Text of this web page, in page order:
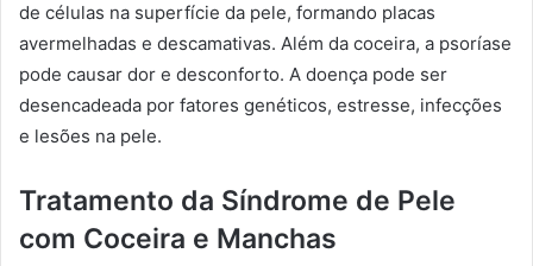
de células na superfície da pele, formando placas
avermelhadas e descamativas. Além da coceira, a psoríase
pode causar dor e desconforto. A doença pode ser
desencadeada por fatores genéticos, estresse, infecções
e lesões na pele.
Tratamento da Síndrome de Pele
com Coceira e Manchas